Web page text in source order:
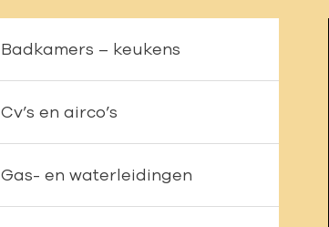
Badkamers – keukens
Cv’s en airco’s
Gas- en waterleidingen